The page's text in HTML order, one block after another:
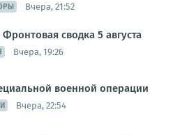
Вчера, 21:52
сводка 5 августа
Вчера, 19:26
военной операции
Вчера, 22:54